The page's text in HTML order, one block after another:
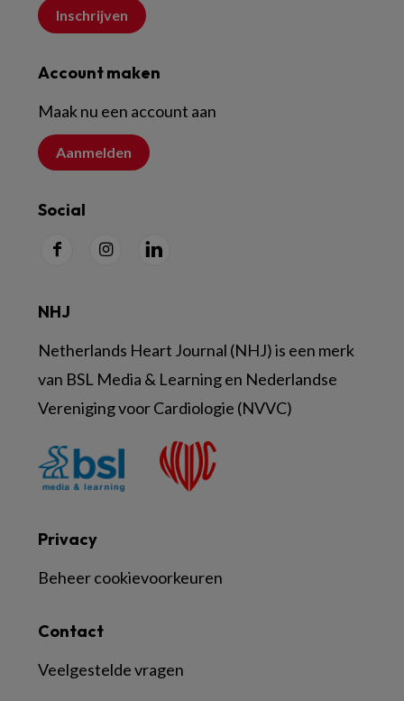
Inschrijven
Account maken
Maak nu een account aan
Aanmelden
Social
Contact
Veelgestelde vragen
Privacy
Beheer cookievoorkeuren
NHJ
Netherlands Heart Journal (NHJ) is een merk
van BSL Media & Learning en Nederlandse
Vereniging voor Cardiologie (NVVC)